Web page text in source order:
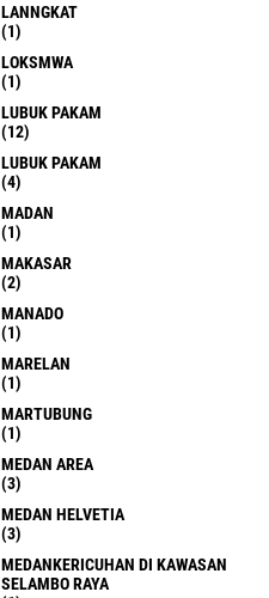
LANNGKAT
(1)
LOKSMWA
(1)
LUBUK PAKAM
(12)
LUBUK PAKAM
(4)
MADAN
(1)
MAKASAR
(2)
MANADO
(1)
MARELAN
(1)
MARTUBUNG
(1)
MEDAN AREA
(3)
MEDAN HELVETIA
(3)
MEDANKERICUHAN DI KAWASAN
SELAMBO RAYA